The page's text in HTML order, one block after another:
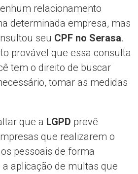
relacionamento
determinada empresa, mas
seu CPF no Serasa.
provável que essa consulta
tem o direito de buscar
tomar as medidas
que a LGPD prevê
que realizarem o
pessoais de forma
aplicação de multas que